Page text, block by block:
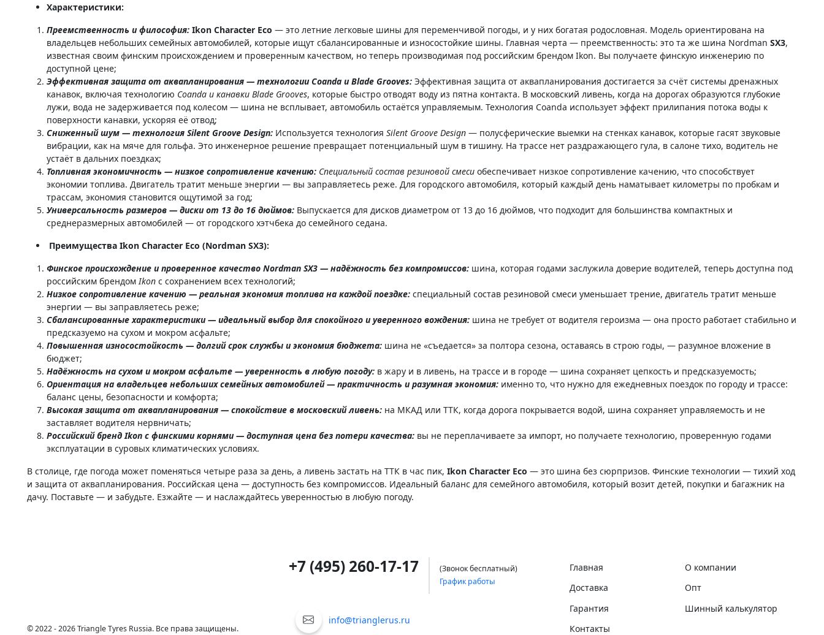
Характеристики:
Преемственность и философия: Ikon Character Eco — это летние легковые шины для переменчивой погоды, и у них богатая родословная. Модель ориентирована на
владельцев небольших семейных автомобилей, которые ищут сбалансированные и износостойкие шины. Главная черта — преемственность: это та же шина Nordman SX3,
известная своим финским происхождением и проверенным качеством, но теперь производимая под российским брендом Ikon. Вы получаете финскую инженерию по
доступной цене;
Эффективная защита от аквапланирования — технологии Coanda и Blade Grooves: Эффективная защита от аквапланирования достигается за счёт системы дренажных
канавок, включая технологию Coanda и канавки Blade Grooves, которые быстро отводят воду из пятна контакта. В московский ливень, когда на дорогах образуются глубокие
лужи, вода не задерживается под колесом — шина не всплывает, автомобиль остаётся управляемым. Технология Coanda использует эффект прилипания потока воды к
поверхности канавки, ускоряя её отвод;
Сниженный шум — технология Silent Groove Design: Используется технология Silent Groove Design — полусферические выемки на стенках канавок, которые гасят звуковые
вибрации, как на мяче для гольфа. Это инженерное решение превращает потенциальный шум в тишину. На трассе нет раздражающего гула, в салоне тихо, водитель не
устаёт в дальних поездках;
Топливная экономичность — низкое сопротивление качению: Специальный состав резиновой смеси обеспечивает низкое сопротивление качению, что способствует
экономии топлива. Двигатель тратит меньше энергии — вы заправляетесь реже. Для городского автомобиля, который каждый день наматывает километры по пробкам и
трассам, экономия становится ощутимой за год;
Универсальность размеров — диски от 13 до 16 дюймов: Выпускается для дисков диаметром от 13 до 16 дюймов, что подходит для большинства компактных и
среднеразмерных автомобилей — от городского хэтчбека до семейного седана.
Преимущества Ikon Character Eco (Nordman SX3):
Финское происхождение и проверенное качество Nordman SX3 — надёжность без компромиссов: шина, которая годами заслужила доверие водителей, теперь доступна под
российским брендом Ikon с сохранением всех технологий;
Низкое сопротивление качению — реальная экономия топлива на каждой поездке: специальный состав резиновой смеси уменьшает трение, двигатель тратит меньше
энергии — вы заправляетесь реже;
Сбалансированные характеристики — идеальный выбор для спокойного и уверенного вождения: шина не требует от водителя героизма — она просто работает стабильно и
предсказуемо на сухом и мокром асфальте;
Повышенная износостойкость — долгий срок службы и экономия бюджета: шина не «съедается» за полтора сезона, оставаясь в строю годы, — разумное вложение в
бюджет;
Надёжность на сухом и мокром асфальте — уверенность в любую погоду: в жару и в ливень, на трассе и в городе — шина сохраняет цепкость и предсказуемость;
Ориентация на владельцев небольших семейных автомобилей — практичность и разумная экономия: именно то, что нужно для ежедневных поездок по городу и трассе:
баланс цены, безопасности и комфорта;
Высокая защита от аквапланирования — спокойствие в московский ливень: на МКАД или ТТК, когда дорога покрывается водой, шина сохраняет управляемость и не
заставляет водителя нервничать;
Российский бренд Ikon с финскими корнями — доступная цена без потери качества: вы не переплачиваете за импорт, но получаете технологию, проверенную годами
эксплуатации в суровых климатических условиях.
В столице, где погода может поменяться четыре раза за день, а ливень застать на ТТК в час пик, Ikon Character Eco — это шина без сюрпризов. Финские технологии — тихий ход
и защита от аквапланирования. Российская цена — доступность без компромиссов. Идеальный баланс для семейного автомобиля, который возит детей, покупки и багажник на
дачу. Поставьте — и забудьте. Езжайте — и наслаждайтесь уверенностью в любую погоду.
© 2022 - 2026 Triangle Tyres Russia. Все права защищены.
+7 (495) 260-17-17
(Звонок бесплатный)
График работы
info@trianglerus.ru
Главная
О компании
Доставка
Опт
Гарантия
Шинный калькулятор
Контакты